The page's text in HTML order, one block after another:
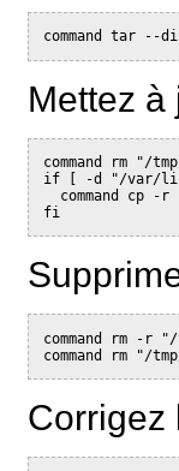
Mettez à
command rm "/
if [ -d "/var/lib/
command cp -r
command rm -r
command rm "/
Corrigez